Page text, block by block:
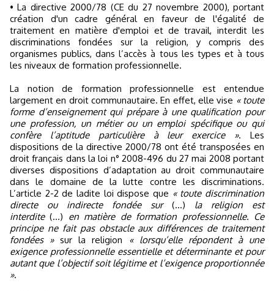
• La directive 2000/78 (CE du 27 novembre 2000), portant
création d'un cadre général en faveur de l'égalité de
traitement en matière d'emploi et de travail, interdit les
discriminations fondées sur la religion, y compris des
organismes publics, dans l’accès à tous les types et à tous
les niveaux de formation professionnelle.
La notion de formation professionnelle est entendue
largement en droit communautaire. En effet, elle vise « toute
forme d’enseignement qui prépare à une qualification pour
une profession, un métier ou un emploi spécifique ou qui
confère l’aptitude particulière à leur exercice ». Les
dispositions de la directive 2000/78 ont été transposées en
droit français dans la loi n° 2008-496 du 27 mai 2008 portant
diverses dispositions d’adaptation au droit communautaire
dans le domaine de la lutte contre les discriminations.
L’article 2-2 de ladite loi dispose que « toute discrimination
directe ou indirecte fondée sur(...) la religion est
interdite(...) en matière de formation professionnelle. Ce
principe ne fait pas obstacle aux différences de traitement
fondées »sur la religion
« lorsqu’elle répondent à une
exigence professionnelle essentielle et déterminante et pour
autant que l’objectif soit légitime et l’exigence proportionnée
».